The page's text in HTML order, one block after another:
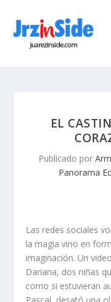
EL
Publicado por
Panorama
Las redes sociales
la magia vino en
imaginación. Un
Dariana, dos niñas
como si estuvieran